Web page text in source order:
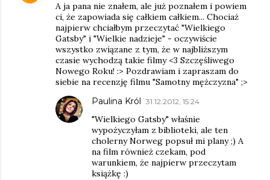
A ja pana nie znałem, ale już poznałem i powiem
ci, że zapowiada się całkiem całkiem... Chociaż
najpierw chciałbym przeczytać "Wielkiego
Gatsby" i "Wielkie nadzieje" - oczywiście
wszystko związane z tym, że w najbliższym
czasie wychodzą takie filmy <3 Szczęśliwego
Nowego Roku! :> Pozdrawiam i zapraszam do
siebie na recenzję filmu "Samotny mężczyzna" ;>
Paulina Król 31.12.2012, 15:24
"Wielkiego Gatsby" właśnie
wypożyczyłam z biblioteki, ale ten
cholerny Norweg popsuł mi plany ;) A
na film również czekam, pod
warunkiem, że najpierw przeczytam
książkę :)